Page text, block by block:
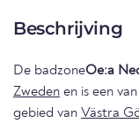
Beschrijving
De badzoneOe:a
Zweden en is een
gebied van Västra